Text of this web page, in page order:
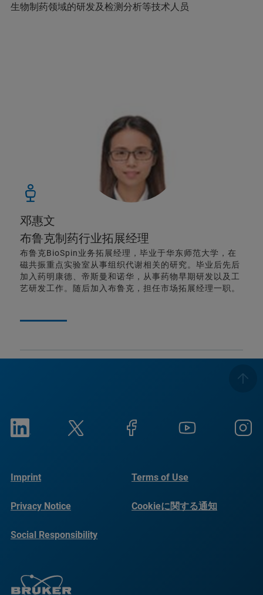
生物制药领域的研发及检测分析等技术人员
邓惠文
布鲁克制药行业拓展经理
布鲁克BioSpin业务拓展经理，毕业于华东师范大学，在
磁共振重点实验室从事组织代谢相关的研究。毕业后先后
加入药明康德、帝斯曼和诺华，从事药物早期研发以及工
艺研发工作。随后加入布鲁克，担任市场拓展经理一职。
Imprint Terms of Use
Privacy Notice Cookieに関する通知
Social Responsibility